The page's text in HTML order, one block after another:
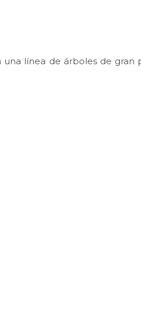
línea de árboles de gran